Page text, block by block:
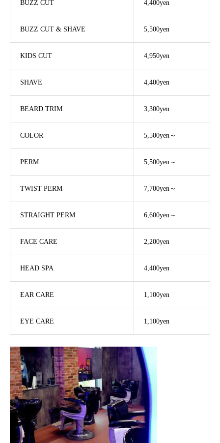
BUZZ CUT 4,400yen
BUZZ CUT & SHAVE 5,500yen
KIDS CUT 4,950yen
SHAVE 4,400yen
BEARD TRIM 3,300yen
COLOR 5,500yen～
PERM 5,500yen～
TWIST PERM 7,700yen～
STRAIGHT PERM 6,600yen～
FACE CARE 2,200yen
HEAD SPA 4,400yen
EAR CARE 1,100yen
EYE CARE 1,100yen